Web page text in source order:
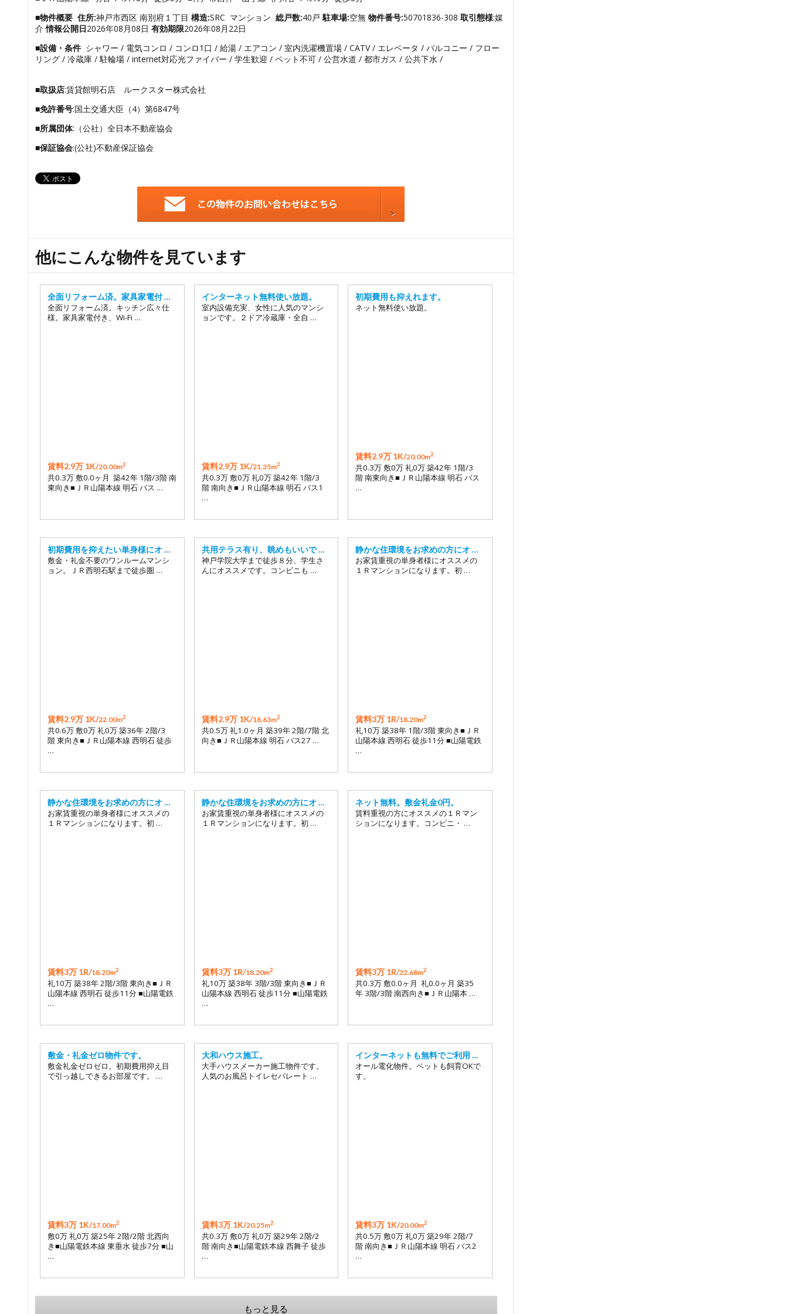
4
6
16
18
19
■物件概要 住所:神戸市西区 南別府１丁目 構造:SRC マンション 総戸数:40戸 駐車場:空無 物件番号:50701836-308 取引態様:媒
介情報公開日2026年08月08日 有効期限2026年08月22日
■設備・条件 シャワー / 電気コンロ / コンロ1口 / 給湯 / エアコン / 室内洗濯機置場 / CATV / エレベータ / バルコニー / フロー
リング / 冷蔵庫 / 駐輪場 / internet対応光ファイバー / 学生歓迎 / ペット不可 / 公営水道 / 都市ガス / 公共下水 /
■取扱店:賃貸館明石店 ルークスター株式会社
■免許番号:国土交通大臣（4）第6847号
■所属団体:（公社）全日本不動産協会
■保証協会:(公社)不動産保証協会
他にこんな物件を見ています
全面リフォーム済。家具家電付 …
全面リフォーム済。キッチン広々仕
様。家具家電付き、Wi-Fi …
賃料2.9万 1K/20.00m2
共0.3万 敷0.0ヶ月 築42年 1階/3階 南
東向き■ＪＲ山陽本線 明石 バス …
インターネット無料使い放題。
室内設備充実、女性に人気のマンシ
ョンです。２ドア冷蔵庫・全自 …
賃料2.9万 1K/21.35m2
共0.3万 敷0万 礼0万 築42年 1階/3
階 南向き■ＪＲ山陽本線 明石 バス1
…
初期費用も抑えれます。
ネット無料使い放題。
賃料2.9万 1K/20.00m2
共0.3万 敷0万 礼0万 築42年 1階/3
階 南東向き■ＪＲ山陽本線 明石 バス
…
初期費用を抑えたい単身様にオ …
敷金・礼金不要のワンルームマンシ
ョン。ＪＲ西明石駅まで徒歩圏 …
賃料2.9万 1K/22.00m2
共0.6万 敷0万 礼0万 築36年 2階/3
階 東向き■ＪＲ山陽本線 西明石 徒歩
…
共用テラス有り、眺めもいいで …
神戸学院大学まで徒歩８分、学生さ
んにオススメです。コンビニも …
賃料2.9万 1K/18.63m2
共0.5万 礼1.0ヶ月 築39年 2階/7階 北
向き■ＪＲ山陽本線 明石 バス27 …
静かな住環境をお求めの方にオ …
お家賃重視の単身者様にオススメの
１Ｒマンションになります。初 …
賃料3万 1R/18.20m2
礼10万 築38年 1階/3階 東向き■ＪＲ
山陽本線 西明石 徒歩11分 ■山陽電鉄
…
静かな住環境をお求めの方にオ …
お家賃重視の単身者様にオススメの
１Ｒマンションになります。初 …
賃料3万 1R/18.20m2
礼10万 築38年 2階/3階 東向き■ＪＲ
山陽本線 西明石 徒歩11分 ■山陽電鉄
…
静かな住環境をお求めの方にオ …
お家賃重視の単身者様にオススメの
１Ｒマンションになります。初 …
賃料3万 1R/18.20m2
礼10万 築38年 3階/3階 東向き■ＪＲ
山陽本線 西明石 徒歩11分 ■山陽電鉄
…
ネット無料。敷金礼金0円。
賃料重視の方にオススメの１Ｒマン
ションになります。コンビニ・ …
賃料3万 1R/22.68m2
共0.3万 敷0.0ヶ月 礼0.0ヶ月 築35
年 3階/3階 南西向き■ＪＲ山陽本 …
敷金・礼金ゼロ物件です。
敷金礼金ゼロゼロ。初期費用抑え目
で引っ越しできるお部屋です。 …
賃料3万 1K/17.00m2
敷0万 礼0万 築25年 2階/2階 北西向
き■山陽電鉄本線 東垂水 徒歩7分 ■山
…
大和ハウス施工。
大手ハウスメーカー施工物件です。
人気のお風呂トイレセパレート …
賃料3万 1K/20.25m2
共0.3万 敷0万 礼0万 築29年 2階/2
階 南向き■山陽電鉄本線 西舞子 徒歩
…
インターネットも無料でご利用 …
オール電化物件。ペットも飼育OKで
す。
賃料3万 1K/20.00m2
共0.5万 敷0万 礼0万 築29年 2階/7
階 南向き■ＪＲ山陽本線 明石 バス2
…
もっと見る